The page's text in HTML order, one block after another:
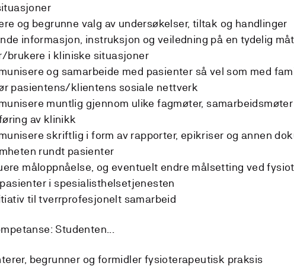
og begrunne valg av undersøkelser, tiltak og handlinger
informasjon, instruksjon og veiledning på en tydelig
brukere i kliniske situasjoner
og samarbeide med pasienter så vel som med
pasientens/klientens sosiale nettverk
muntlig gjennom ulike fagmøter,
av klinikk
skriftlig i form av rapporter, epikriser og annen
rundt pasienter
måloppnåelse, og eventuelt endre målsetting ved
i spesialisthelsetjenesten
til tverrprofesjonelt samarbeid
Studenten...
begrunner og formidler fysioterapeutisk praksis